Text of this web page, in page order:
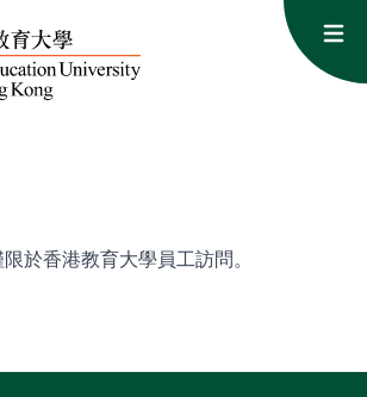
於香港教育大學員工訪問。